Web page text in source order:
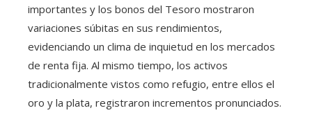
importantes y los bonos del Tesoro mostraron
variaciones súbitas en sus rendimientos,
evidenciando un clima de inquietud en los mercados
de renta fija. Al mismo tiempo, los activos
tradicionalmente vistos como refugio, entre ellos el
oro y la plata, registraron incrementos pronunciados.